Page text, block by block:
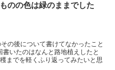
のの色は緑のままでした
の後について書けてなかったこと
いたのはなんと路地植えしたと
までを軽くふり返ってみたいと思